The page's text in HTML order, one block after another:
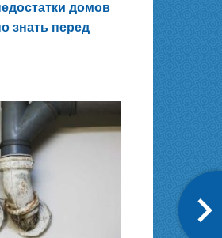
домов
знать перед